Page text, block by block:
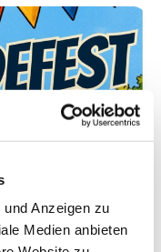
Anzeigen zu
Medien anbieten
© Archiv Stadtschlaining